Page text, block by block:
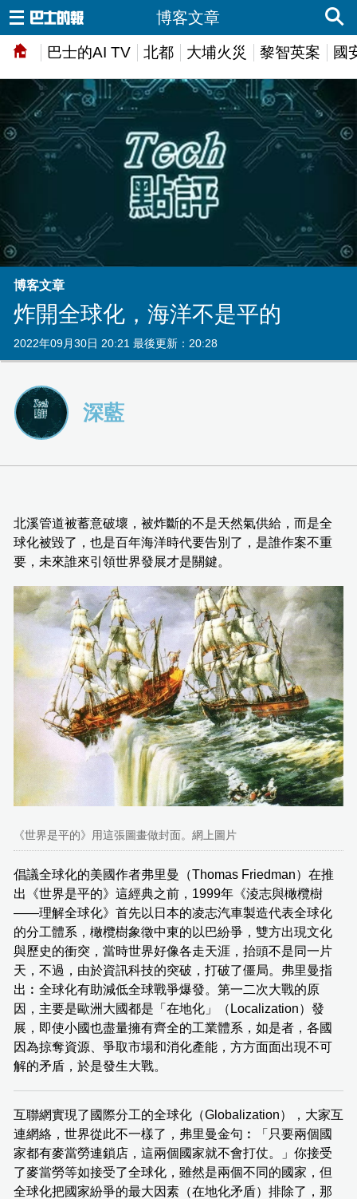
巴士的AI TV 北都 大埔火災 黎智英案 國
博客文章
博客文章
炸開全球化，海洋不是平的
2022年09月30日 20:21 最後更新：20:28
深藍
北溪管道被蓄意破壞，被炸斷的不是天然氣供給，而是全
球化被毀了，也是百年海洋時代要告別了，是誰作案不重
要，未來誰來引領世界發展才是關鍵。
《世界是平的》用這張圖畫做封面。網上圖片
倡議全球化的美國作者弗里曼（Thomas Friedman）在推
出《世界是平的》這經典之前，1999年《淩志與橄欖樹
——理解全球化》首先以日本的凌志汽車製造代表全球化
的分工體系，橄欖樹象徵中東的以巴紛爭，雙方出現文化
與歷史的衝突，當時世界好像各走天涯，抬頭不是同一片
天，不過，由於資訊科技的突破，打破了僵局。弗里曼指
出︰全球化有助減低全球戰爭爆發。第一二次大戰的原
因，主要是歐洲大國都是「在地化」（Localization）發
展，即使小國也盡量擁有齊全的工業體系，如是者，各國
因為掠奪資源、爭取市場和消化產能，方方面面出現不可
解的矛盾，於是發生大戰。
互聯網實現了國際分工的全球化（Globalization），大家互
連網絡，世界從此不一樣了，弗里曼金句︰「只要兩個國
家都有麥當勞連鎖店，這兩個國家就不會打仗。」你接受
了麥當勞等如接受了全球化，雖然是兩個不同的國家，但
全球化把國家紛爭的最大因素（在地化矛盾）排除了，那